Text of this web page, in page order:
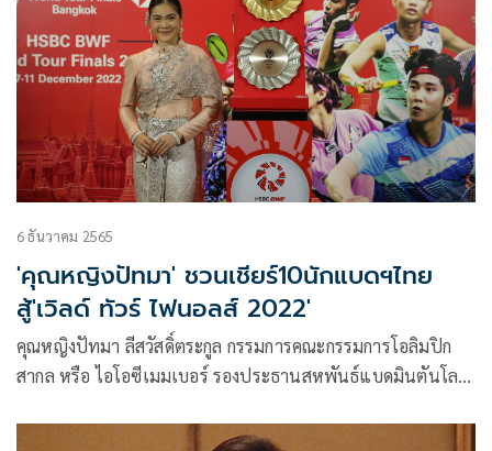
6 ธันวาคม 2565
'คุณหญิงปัทมา' ชวนเชียร์10นักแบดฯไทย
สู้'เวิลด์ ทัวร์ ไฟนอลส์ 2022'
คุณหญิงปัทมา ลีสวัสดิ์ตระกูล กรรมการคณะกรรมการโอลิมปิก
สากล หรือ ไอโอซีเมมเบอร์ รองประธานสหพันธ์แบดมินตันโลก
งานสหพันธ์แบดมินตันโลกได้จัดงานเลี้ยงกาล่าดินเนอร์เพื่อ